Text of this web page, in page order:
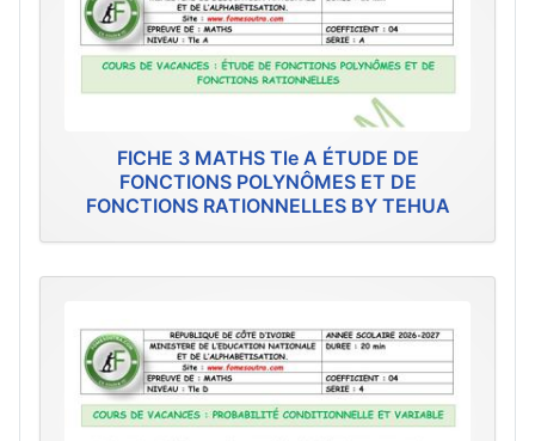
FICHE 3 MATHS Tle A ÉTUDE DE
FONCTIONS POLYNÔMES ET DE
FONCTIONS RATIONNELLES BY TEHUA